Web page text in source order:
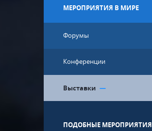
МЕРОПРИЯТИЯ В МИРЕ
Форумы
Конференции
Выставки —
ПОДОБНЫЕ МЕРОПРИЯТИЯ